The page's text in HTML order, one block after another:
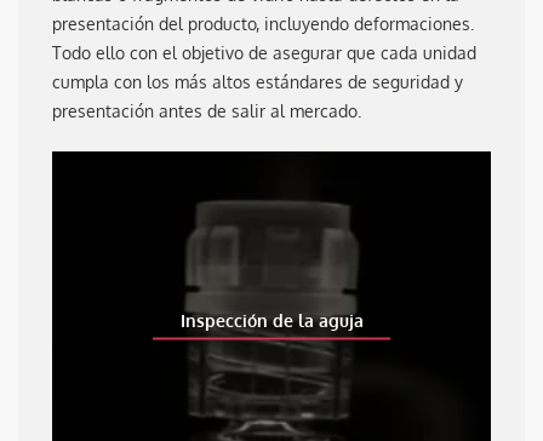
presentación del producto, incluyendo deformaciones.
Todo ello con el objetivo de asegurar que cada unidad
cumpla con los más altos estándares de seguridad y
presentación antes de salir al mercado.
Inspección de la aguja